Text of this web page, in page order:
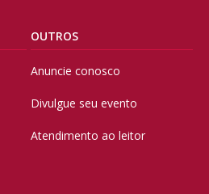
OUTROS
Anuncie conosco
Divulgue seu evento
Atendimento ao leitor